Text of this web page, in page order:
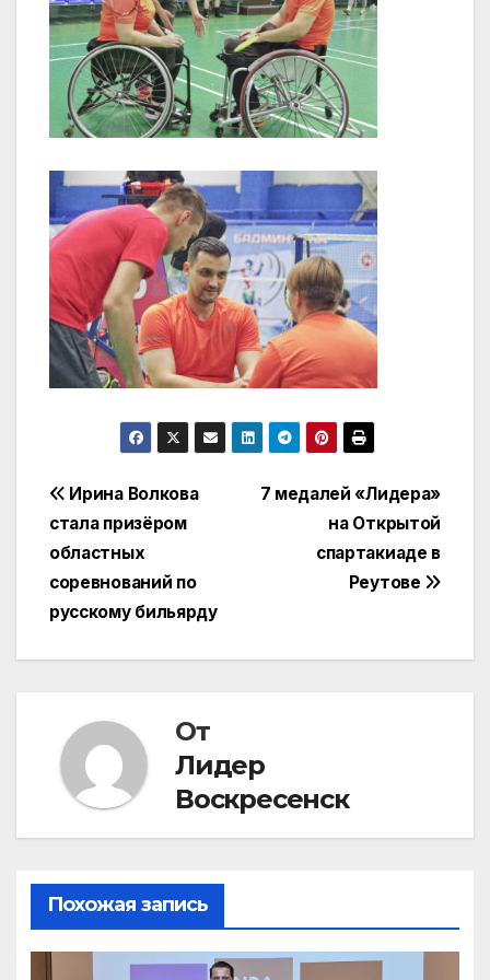
Навигация
по
записям
7 медалей «Лидера»
на Открытой
спартакиаде в
Реутове
Ирина Волкова
стала призёром
областных
соревнований по
русскому бильярду
От
Лидер
Воскресенск
Похожая запись